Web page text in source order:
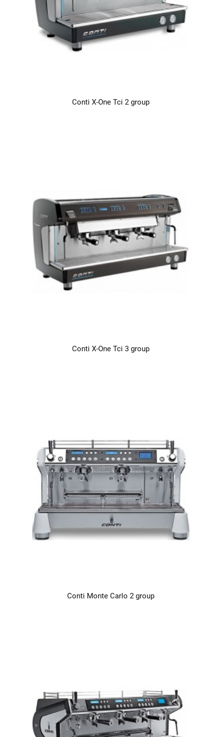
Conti X-One Tci 2 group
Conti X-One Tci 3 group
Conti Monte Carlo 2 group